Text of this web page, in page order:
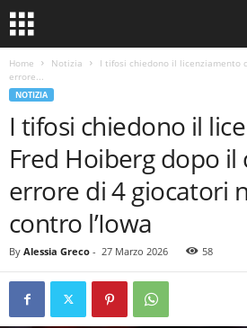
Home Notizia
I tifosi chiedono il licenziamento
errore...
NOTIZIA
I tifosi chiedono il
Fred Hoiberg dopo il
errore di 4 giocatori
contro l’Iowa
By Alessia Greco - 27 Marzo 2026 58